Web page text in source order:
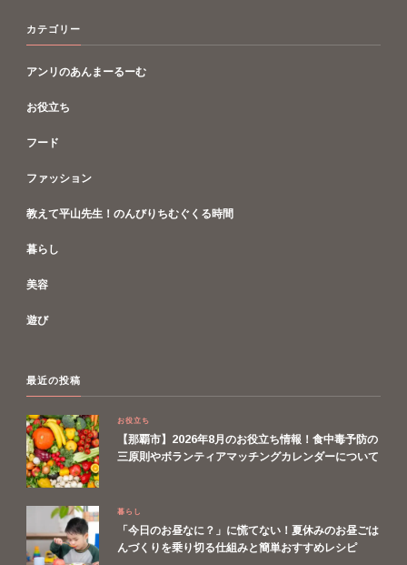
カテゴリー
アンリのあんまーるーむ
お役立ち
フード
ファッション
教えて平山先生！のんびりちむぐくる時間
暮らし
美容
遊び
最近の投稿
お役立ち
【那覇市】2026年8月のお役立ち情報！食中毒予防の
三原則やボランティアマッチングカレンダーについて
暮らし
「今日のお昼なに？」に慌てない！夏休みのお昼ごは
んづくりを乗り切る仕組みと簡単おすすめレシピ